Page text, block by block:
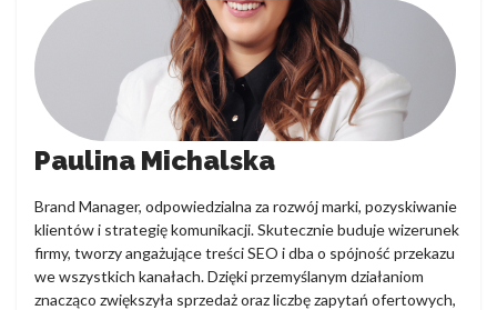
Paulina Michalska
Brand Manager, odpowiedzialna za rozwój marki, pozyskiwanie
klientów i strategię komunikacji. Skutecznie buduje wizerunek
firmy, tworzy angażujące treści SEO i dba o spójność przekazu
we wszystkich kanałach. Dzięki przemyślanym działaniom
znacząco zwiększyła sprzedaż oraz liczbę zapytań ofertowych,